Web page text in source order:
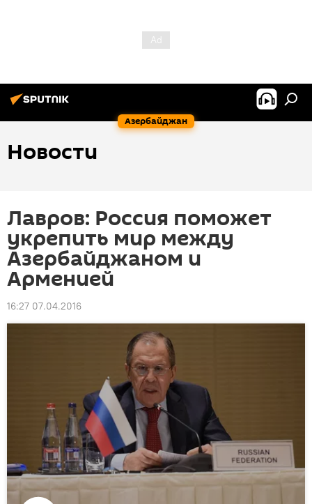
Азербайджан
Новости
Лавров: Россия поможет
укрепить мир между
Азербайджаном и
Арменией
16:27 07.04.2016